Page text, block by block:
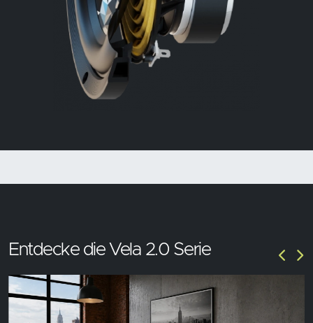
Entdecke die Vela 2.0 Serie